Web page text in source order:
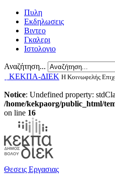
Πυλη
Εκδηλωσεις
Βιντεο
Γκαλερι
Ιστολογιο
Αναζήτηση...
ΚΕΚΠΑ-ΔΙΕΚ Η Κοινωφελής
Notice: Undefined property:
/home/kekpaorg/public_html/
on line 16
Θεσεις Εργασιας